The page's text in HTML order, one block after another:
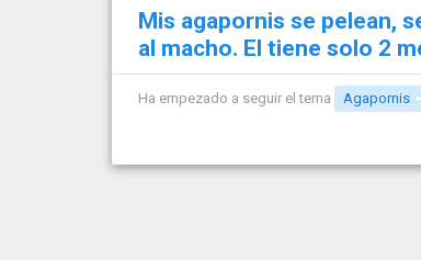
Mis agapornis se pelean,
al macho. El tiene solo 2
Ha empezado a seguir el tema Agapornis